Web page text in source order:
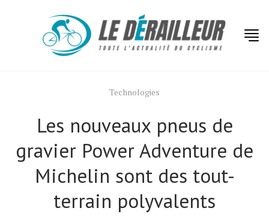
Technologies
Les nouveaux pneus de
gravier Power Adventure de
Michelin sont des tout-
terrain polyvalents